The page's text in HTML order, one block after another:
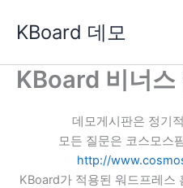
로
KBoard 데모
KBoard 비너스
데모게시판은 정기
모든 질문은 코스모스
http://
KBoard가 적용된 워드프레스